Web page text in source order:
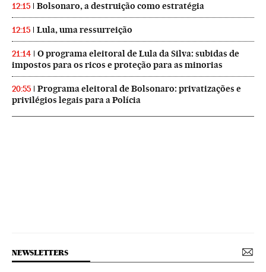
12:15 Bolsonaro, a destruição como estratégia
12:15 Lula, uma ressurreição
21:14
O programa eleitoral de Lula da Silva: subidas de
impostos para os ricos e proteção para as minorias
20:55
Programa eleitoral de Bolsonaro: privatizações e
privilégios legais para a Polícia
NEWSLETTERS